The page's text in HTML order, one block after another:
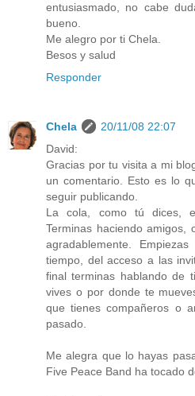
entusiasmado, no cabe
bueno.
Me alegro por ti Chela.
Besos y salud
Responder
Chela
20/11/08 22:07
David:
Gracias por tu visita a mi
un comentario. Esto es lo
seguir publicando.
La cola, como tú dices,
Terminas haciendo amigos,
agradablemente.
tiempo, del acceso a las
final terminas hablando de
vives o por donde te
que tienes compañeros o
pasado.
Me alegra que lo hayas
Five Peace Band ha tocado